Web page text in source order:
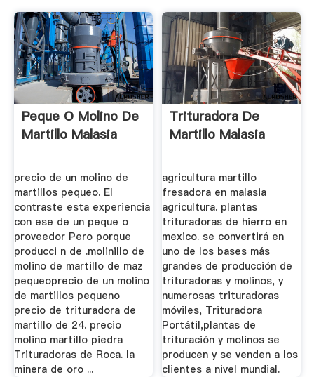
Peque O Molino De
Martillo Malasia
precio de un molino de
martillos pequeo. El
contraste esta experiencia
con ese de un peque o
proveedor Pero porque
producci n de .molinillo de
molino de martillo de maz
pequeoprecio de un molino
de martillos pequeno
precio de trituradora de
martillo de 24. precio
molino martillo piedra
Trituradoras de Roca. la
minera de oro ...
Trituradora De
Martillo Malasia
agricultura martillo
fresadora en malasia
agricultura. plantas
trituradoras de hierro en
mexico. se convertirá en
uno de los bases más
grandes de producción de
trituradoras y molinos, y
numerosas trituradoras
móviles, Trituradora
Portátil,plantas de
trituración y molinos se
producen y se venden a los
clientes a nivel mundial.